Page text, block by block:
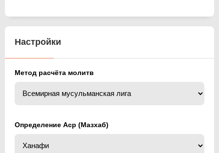
Настройки
Метод расчёта молитв
Определение Аср (Мазхаб)